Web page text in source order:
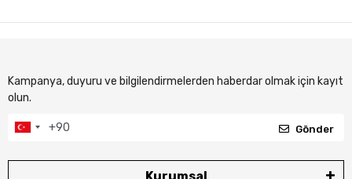
Kampanya, duyuru ve bilgilendirmelerden haberdar olmak için kayıt
olun.
Gönder